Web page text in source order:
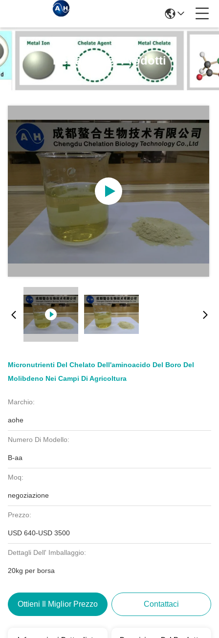
Dettagli Dei Prodotti
Micronutrienti Del Chelato Dell'aminoacido Del Boro Del
Molibdeno Nei Campi Di Agricoltura
Marchio:
aohe
Numero Di Modello:
B-aa
Moq:
negoziazione
Prezzo:
USD 640-USD 3500
Dettagli Dell' Imballaggio:
20kg per borsa
Ottieni Il Miglior Prezzo Contattaci